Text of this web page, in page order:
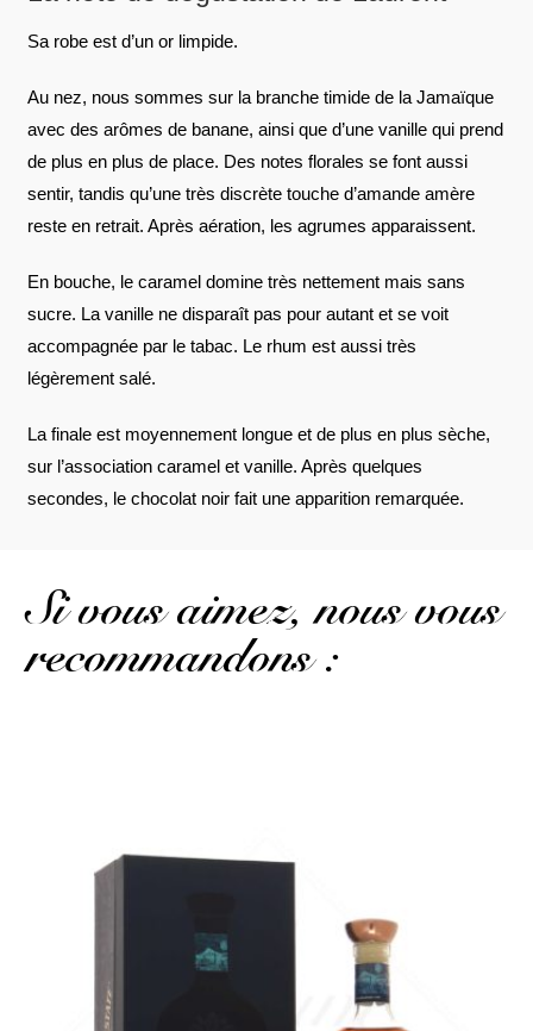
Sa robe est d’un or limpide.
Au nez, nous sommes sur la branche timide de la Jamaïque
avec des arômes de banane, ainsi que d’une vanille qui prend
de plus en plus de place. Des notes florales se font aussi
sentir, tandis qu’une très discrète touche d’amande amère
reste en retrait. Après aération, les agrumes apparaissent.
En bouche, le caramel domine très nettement mais sans
sucre. La vanille ne disparaît pas pour autant et se voit
accompagnée par le tabac. Le rhum est aussi très
légèrement salé.
La finale est moyennement longue et de plus en plus sèche,
sur l’association caramel et vanille. Après quelques
secondes, le chocolat noir fait une apparition remarquée.
Si vous aimez, nous vous
recommandons :